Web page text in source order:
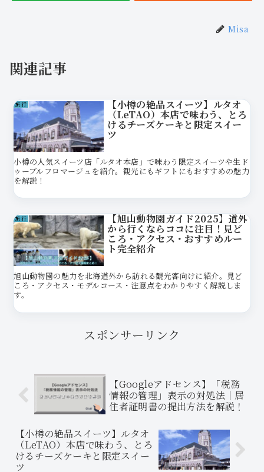
Misa
関連記事
旅行 【小樽の絶品スイーツ】ルタオ
（LeTAO）本店で味わう、とろ
けるチーズケーキと限定スイー
ツ
小樽の人気スイーツ店「ルタオ本店」で味わう限定スイーツや生ド
ゥーブルフロマージュを紹介。観光にもギフトにもおすすめの魅力
を解説！
旅行 【旭山動物園ガイド2025】道外
から行くならココに注目！見ど
ころ・アクセス・おすすめルー
ト完全紹介
旭山動物園の魅力を北海道外から訪れる観光客向けに紹介。見ど
ころ・アクセス・モデルコース・注意点をわかりやすく解説しま
す。
スポンサーリンク
【Googleアドセンス】「税務
情報の管理」表示の対処法｜居
住者証明書の提出方法を解説！
【小樽の絶品スイーツ】ルタオ
（LeTAO）本店で味わう、とろ
けるチーズケーキと限定スイー
ツ